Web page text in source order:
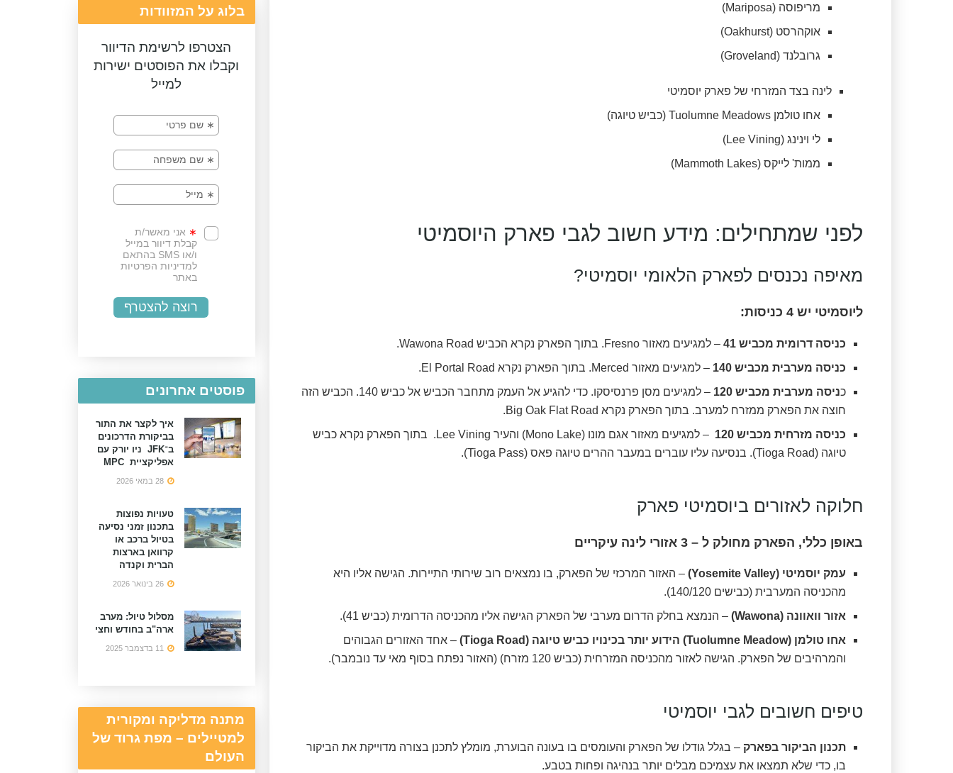
מריפוסה (Mariposa)
אוקהרסט (Oakhurst)
גרובלנד (Groveland)
לינה בצד המזרחי של פארק יוסמיטי
אחו טולמן Tuolumne Meadows (כביש טיוגה)
לי וינינג (Lee Vining)
ממות' לייקס (Mammoth Lakes)
לפני שמתחילים: מידע חשוב לגבי פארק היוסמיטי
מאיפה נכנסים לפארק הלאומי יוסמיטי?
ליוסמיטי יש 4 כניסות:
כניסה דרומית מכביש 41
– למגיעים מאזור Fresno. בתוך הפארק נקרא הכביש Wawona Road.
כניסה מערבית מכביש 140
– למגיעים מאזור Merced. בתוך הפארק נקרא El Portal Road.
כניסה מערבית מכביש 120
– למגיעים מסן פרנסיסקו. כדי להגיע אל העמק מתחבר הכביש אל כביש 140. הכביש הזה
חוצה את הפארק ממזרח למערב. בתוך הפארק נקרא Big Oak Flat Road.
כניסה מזרחית מכביש 120
– למגיעים מאזור אגם מונו (Mono Lake) והעיר Lee Vining. בתוך הפארק נקרא כביש
טיוגה (Tioga Road). בנסיעה עליו עוברים במעבר ההרים טיוגה פאס (Tioga Pass).
חלוקה לאזורים ביוסמיטי פארק
באופן כללי, הפארק מחולק ל – 3 אזורי לינה עיקריים
עמק יוסמיטי (Yosemite Valley)
– האזור המרכזי של הפארק, בו נמצאים רוב שירותי התיירות. הגישה אליו היא
מהכניסה המערבית (כבישים 140/120).
אזור וואוונה (Wawona)
– הנמצא בחלק הדרום מערבי של הפארק הגישה אליו מהכניסה הדרומית (כביש 41).
אחו טולמן (Tuolumne Meadow) הידוע יותר בכינויו כביש טיוגה (Tioga Road)
– אחד האזורים הגבוהים
והמרהיבים של הפארק. הגישה לאזור מהכניסה המזרחית (כביש 120 מזרח) (האזור נפתח בסוף מאי עד נובמבר).
טיפים חשובים לגבי יוסמיטי​
תכנון הביקור בפארק – בגלל גודלו של הפארק והעומסים בו בעונה הבוערת, מומלץ לתכנן בצורה מדוייקת את הביקור
בו, כדי שלא תמצאו את עצמיכם מבלים יותר בנהיגה ופחות בטבע.
בלוג על המזוודות
הצטרפו לרשימת הדיוור
וקבלו את הפוסטים ישירות
למייל
פוסטים אחרונים
איך לקצר את התור
בביקורת הדרכונים
ב־JFK ניו יורק עם
אפליקציית MPC
28 במאי 2026
טעויות נפוצות
בתכנון זמני נסיעה
בטיול ברכב או
קרוואן בארצות
הברית וקנדה
26 בינואר 2026
מסלול טיול: מערב
ארה"ב בחודש וחצי
מתנה מדליקה ומקורית
למטיילים – מפת גרוד של
העולם